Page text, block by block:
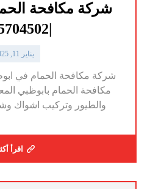
شركة مكافحة
يناير 11, 2025
شركة مكافحة الحمام في
مكافحة الحمام بابوظبي
والطيور وتركيب اشواك
اقرأ